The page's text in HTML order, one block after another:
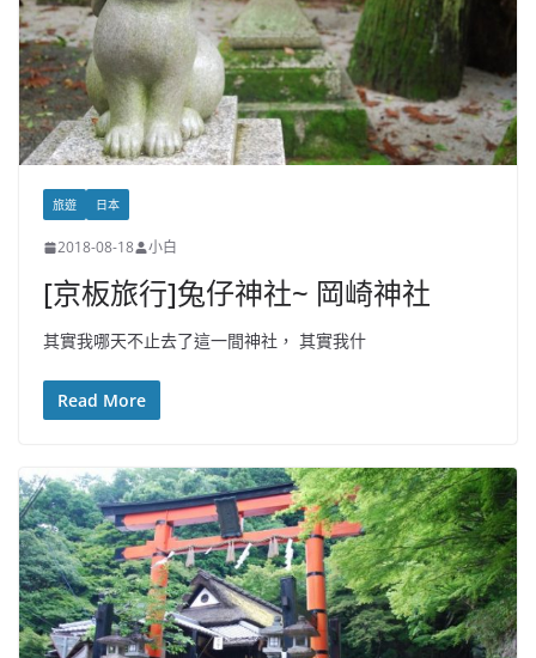
旅遊 日本
2018-08-18 小白
[京板旅行]兔仔神社~ 岡崎神社
其實我哪天不止去了這一間神社， 其實我什
Read More